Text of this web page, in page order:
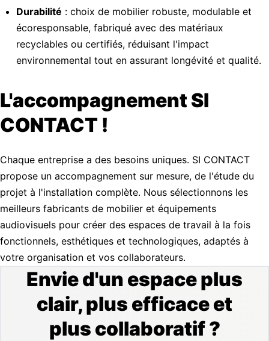
Durabilité : choix de mobilier robuste, modulable et
écoresponsable, fabriqué avec des matériaux
recyclables ou certifiés, réduisant l'impact
environnemental tout en assurant longévité et qualité.
L'accompagnement SI
CONTACT !
Chaque entreprise a des besoins uniques. SI CONTACT
propose un accompagnement sur mesure, de l'étude du
projet à l'installation complète. Nous sélectionnons les
meilleurs fabricants de mobilier et équipements
audiovisuels pour créer des espaces de travail à la fois
fonctionnels, esthétiques et technologiques, adaptés à
votre organisation et vos collaborateurs.
Envie d'un espace plus
clair, plus efficace et
plus collaboratif ?